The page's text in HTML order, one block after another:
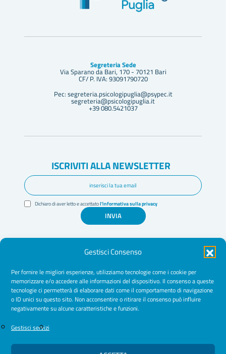
Gestisci Consenso
Per fornire le migliori esperienze, utilizziamo tecnologie come i cookie per
memorizzare e/o accedere alle informazioni del dispositivo. Il consenso a queste
tecnologie ci permetterà di elaborare dati come il comportamento di navigazione
o ID unici su questo sito. Non acconsentire o ritirare il consenso può influire
negativamente su alcune caratteristiche e funzioni.
Gestisci servizi
Segreteria Sede
Via Sparano da Bari, 170 - 70121 Bari
CF/ P. IVA: 93091790720
Pec: segreteria.psicologipuglia@psypec.it
segreteria@psicologipuglia.it
+39 080.5421037
ISCRIVITI ALLA NEWSLETTER
Dichiaro di aver letto e accettatol'informativa sulla privacy
INVIA
Amministrazione Trasparente
Normative
Cookie Policy
Privacy Policy